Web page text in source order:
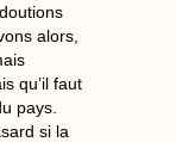
alors,
qu’il faut
pays.
si la